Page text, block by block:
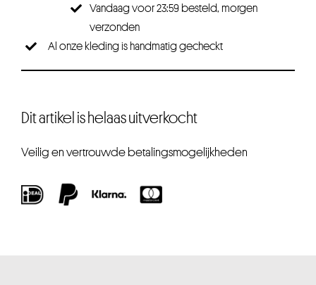
Vandaag voor 23:59 besteld, morgen
verzonden
Al onze kleding is handmatig gecheckt
Dit artikel is helaas uitverkocht
Veilig en vertrouwde betalingsmogelijkheden